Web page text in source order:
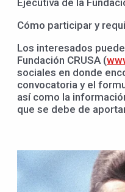
Ejecutiva de la
Cómo participar y
Los interesados
Fundación CRUSA (
sociales en donde
convocatoria y el
así como la
que se debe de